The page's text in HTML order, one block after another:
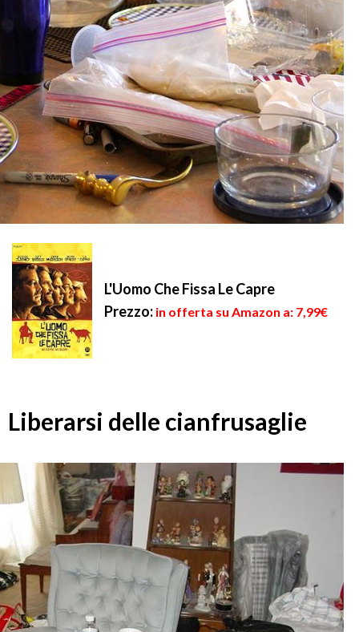
L'Uomo Che Fissa Le Capre
Prezzo: in offerta su Amazon a: 7,99€
Liberarsi delle cianfrusaglie